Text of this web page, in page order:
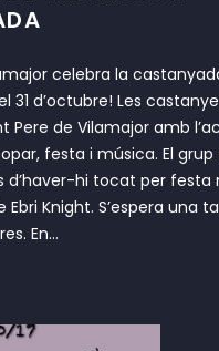
celebra la
el 31 d’octubre! Les
Pere de Vilamajor amb
festa i música. El
d’haver-hi tocat per festa
Knight. S’espera una
En...